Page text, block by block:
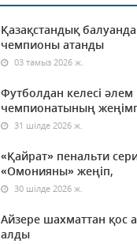
Қазақстандық
чемпионы атанды
03 тамыз 2026 ж.
Футболдан келесі әлем
чемпионатының
31 шілде 2026 ж.
«Қайрат» пенальти
«Омонияны» жеңіп,
30 шілде 2026 ж.
Айзере шахматтан қос
алды